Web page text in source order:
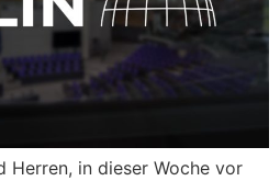
Herren, in dieser Woche vor